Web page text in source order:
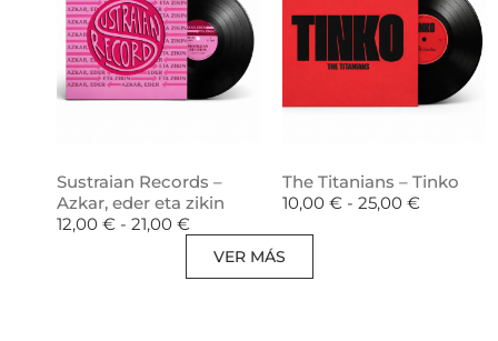
Sustraian Records –
Azkar, eder eta zikin
12,00 € - 21,00 €
The Titanians – Tinko
10,00 € - 25,00 €
VER MÁS